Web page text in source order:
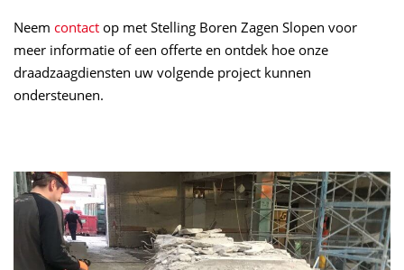
Neem contact op met Stelling Boren Zagen Slopen voor
meer informatie of een offerte en ontdek hoe onze
draadzaagdiensten uw volgende project kunnen
ondersteunen.